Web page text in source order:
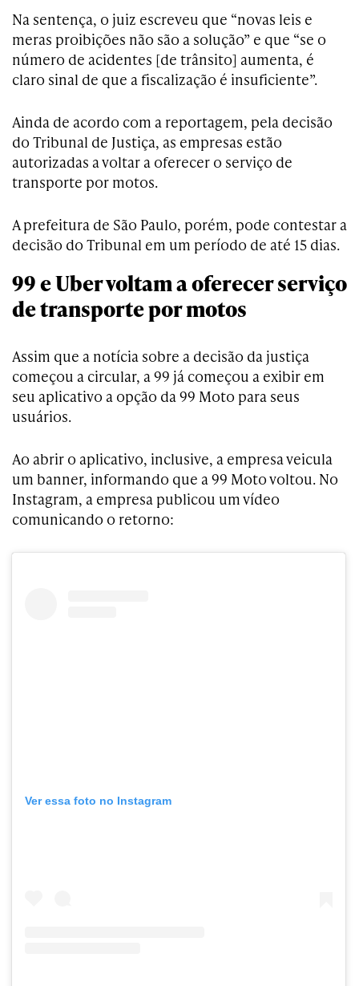
Na sentença, o juiz escreveu que “novas leis e
meras proibições não são a solução” e que “se o
número de acidentes [de trânsito] aumenta, é
claro sinal de que a fiscalização é insuficiente”.
Ainda de acordo com a reportagem, pela decisão
do Tribunal de Justiça, as empresas estão
autorizadas a voltar a oferecer o serviço de
transporte por motos.
A prefeitura de São Paulo, porém, pode contestar a
decisão do Tribunal em um período de até 15 dias.
99 e Uber voltam a oferecer serviço
de transporte por motos
Assim que a notícia sobre a decisão da justiça
começou a circular, a 99 já começou a exibir em
seu aplicativo a opção da 99 Moto para seus
usuários.
Ao abrir o aplicativo, inclusive, a empresa veicula
um banner, informando que a 99 Moto voltou. No
Instagram, a empresa publicou um vídeo
comunicando o retorno:
Ver essa foto no Instagram